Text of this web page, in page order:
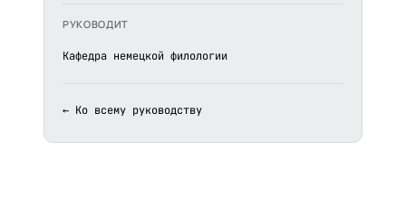
РУКОВОДИТ
Кафедра немецкой филологии
← Ко всему руководству